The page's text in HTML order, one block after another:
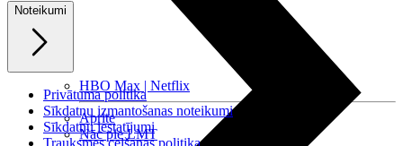
HBO Max | Netflix
Aprite
Nāc pie LMT
Noteikumi
Privātuma politika
Sīkdatņu izmantošanas noteikumi
Sīkdatņu iestatījumi
Trauksmes celšanas politika